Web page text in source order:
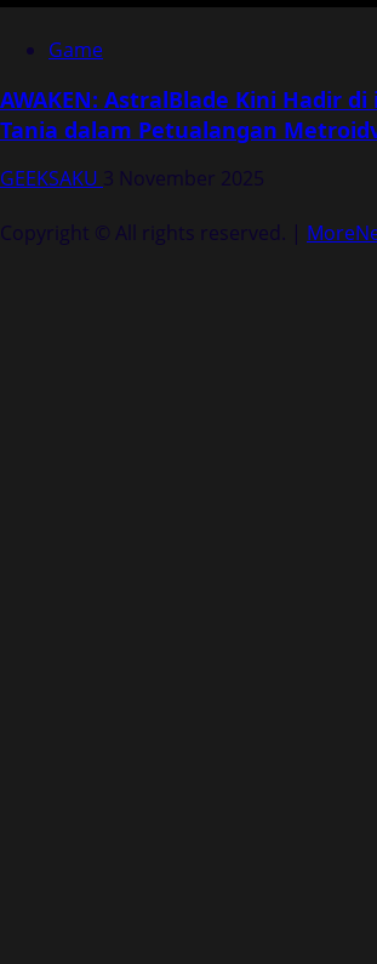
Game
AWAKEN: AstralBlade Kini Hadir di
Tania dalam Petualangan
GEEKSAKU 3 November 2025
Copyright © All rights reserved. |